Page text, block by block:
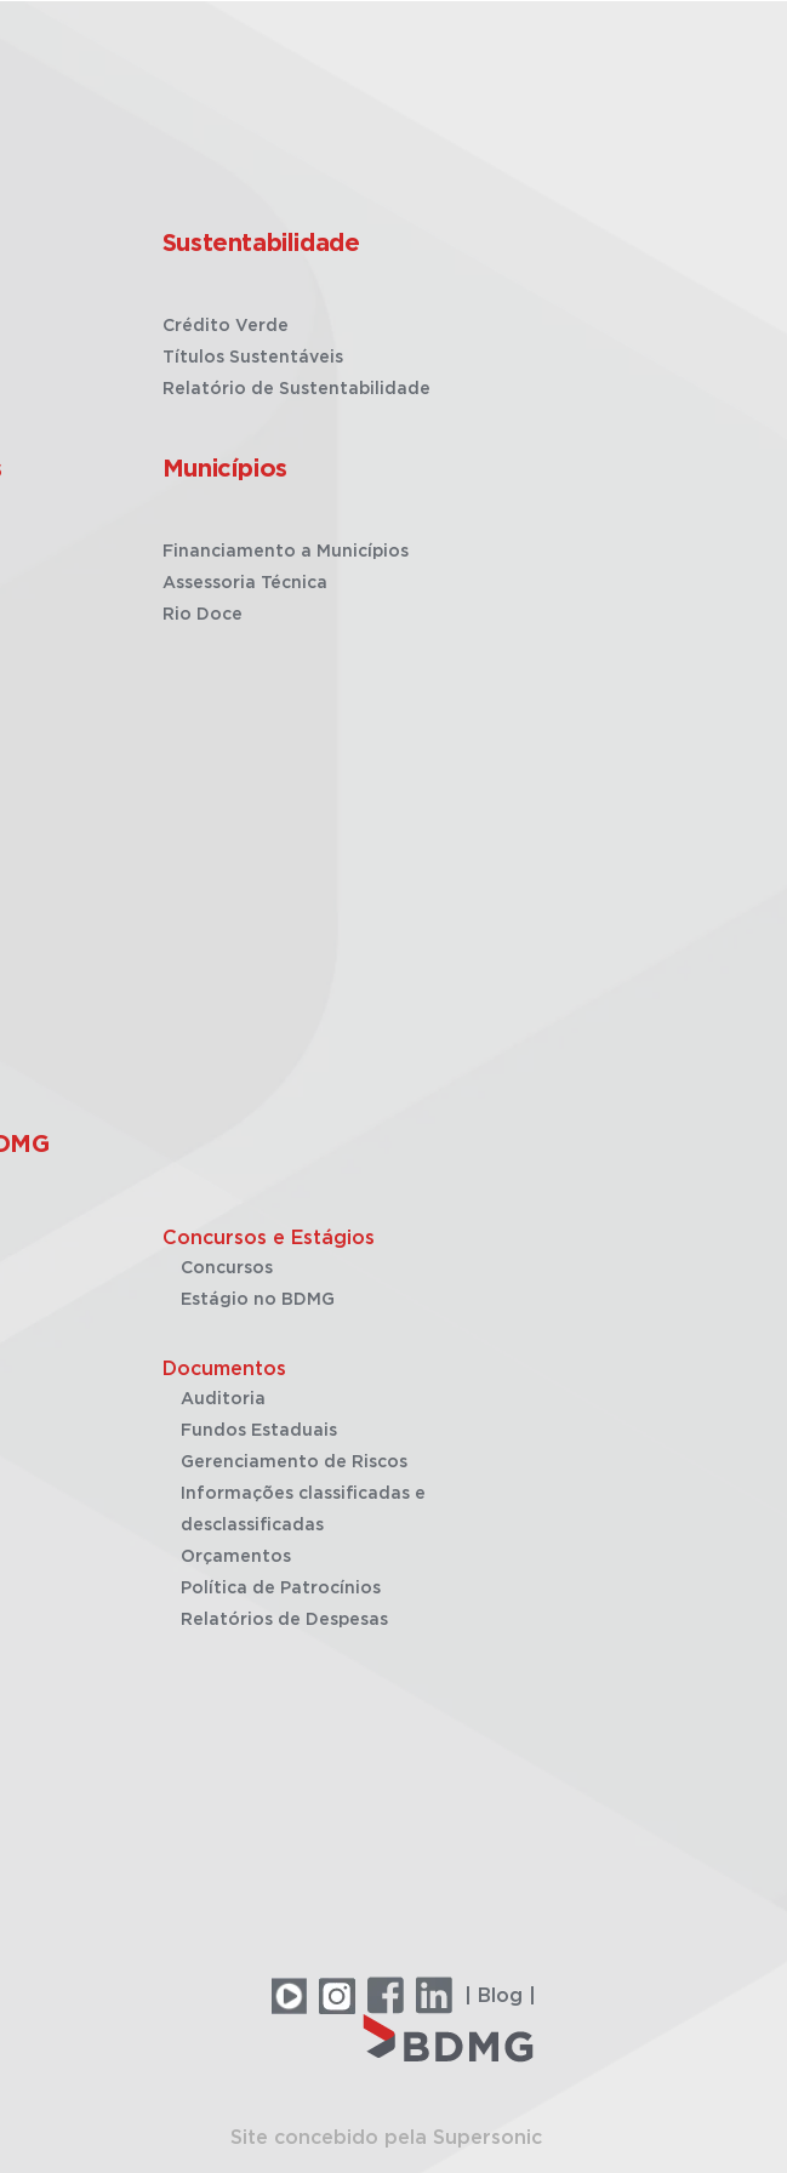
Sustentabilidade
Crédito Verde
Títulos Sustentáveis
Relatório de Sustentabilidade
Municípios
Financiamento a Municípios
Assessoria Técnica
Rio Doce
Concursos e Estágios
Concursos
Estágio no BDMG
Documentos
Auditoria
Fundos Estaduais
Gerenciamento de Riscos
Informações classificadas e
desclassificadas
Orçamentos
Política de Patrocínios
Relatórios de Despesas
| Blog |
Site concebido pela Supersonic